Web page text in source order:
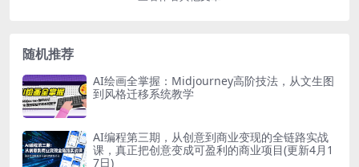
随机推荐
AI绘画全掌握：Midjourney高阶技法，从文生图
到风格迁移系统教学
AI编程第三期，从创意到商业变现的全链路实战
课，真正把创意变成可盈利的商业项目(更新4月1
7日)